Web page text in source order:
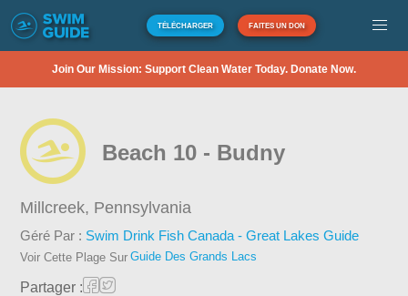
TÉLÉCHARGER FAITES UN DON
Join Our Mission: Support Clean Water Today. Donate Now.
Beach 10 - Budny
Millcreek, Pennsylvania
Géré Par : Swim Drink Fish Canada - Great Lakes Guide
Voir Cette Plage Sur Guide Des Grands Lacs
Partager :